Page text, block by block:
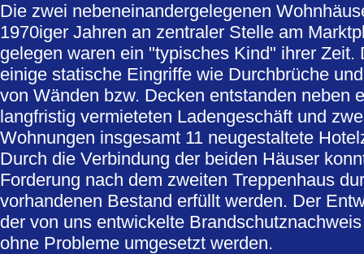
Die zwei nebeneinandergelegenen
1970iger Jahren an zentraler Stelle am
gelegen waren ein "typisches Kind" ihrer Zeit.
einige statische Eingriffe wie Durchbrüche
von Wänden bzw. Decken entstanden neben
langfristig vermieteten Ladengeschäft und
Wohnungen insgesamt 11 neugestaltete
Durch die Verbindung der beiden Häuser
Forderung nach dem zweiten Treppenhaus
vorhandenen Bestand erfüllt werden. Der
der von uns entwickelte
ohne Probleme umgesetzt werden.